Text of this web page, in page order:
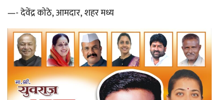
—- देवेंद्र कोठे, आमदार, शहर मध्य